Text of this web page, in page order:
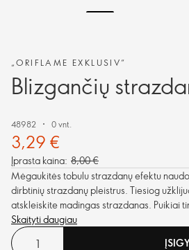
„ORIFLAME EXKLUSIV“
Blizgančių
48982 0 vnt.
3,29 €
Įprasta kaina: 8,00 €
Mėgaukitės tobulu strazdanų efektu
dirbtinių strazdanų pleistrus. Tiesiog
atskleiskite madingas strazdanas. Puikiai
pakuotėje 2 vnt.
Skaityti daugiau